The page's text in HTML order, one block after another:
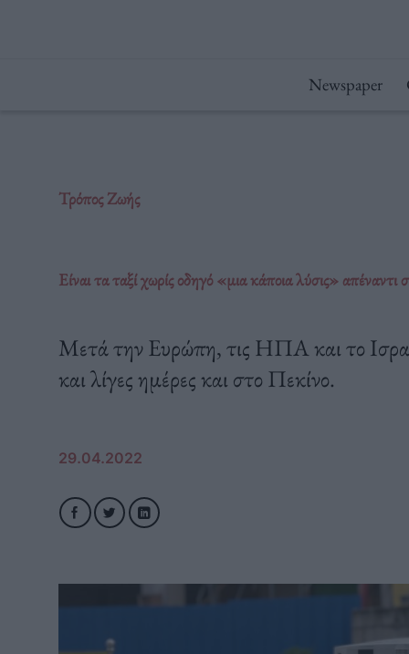
Newspaper
Τρόπος Ζωής
Είναι τα ταξί χωρίς οδηγό «μια κάποια λύσις»
Μετά την Ευρώπη, τις ΗΠΑ και το
και λίγες ημέρες και στο Πεκίνο.
29.04.2022